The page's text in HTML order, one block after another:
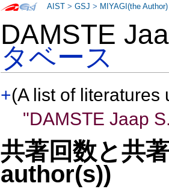
DAMSTE
タベース
+(A list of
"DAMSTE Jaap
共著回数と共
author(s))
AIST >GSJ > MIYAGI(the Author)